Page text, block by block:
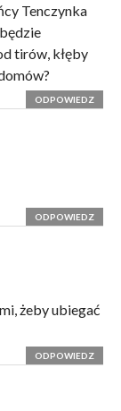
Tenczynka
tirów, kłęby
ODPOWIEDZ
ODPOWIEDZ
żeby ubiegać
ODPOWIEDZ